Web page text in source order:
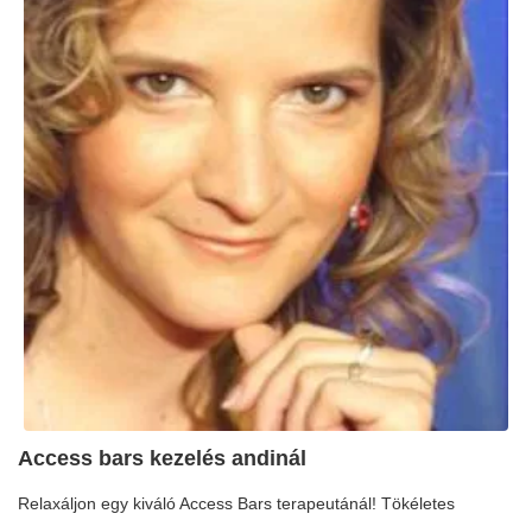
Access bars kezelés andinál
Relaxáljon egy kiváló Access Bars terapeutánál! Tökéletes